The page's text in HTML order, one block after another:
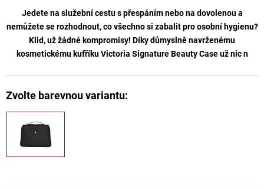
Jedete na služební cestu s přespáním nebo na dovolenou a
nemůžete se rozhodnout, co všechno si zabalit pro osobní hygienu?
Klid, už žádné kompromisy! Díky důmyslně navrženému
kosmetickému kufříkuVictoria Signature Beauty Caseuž nic n